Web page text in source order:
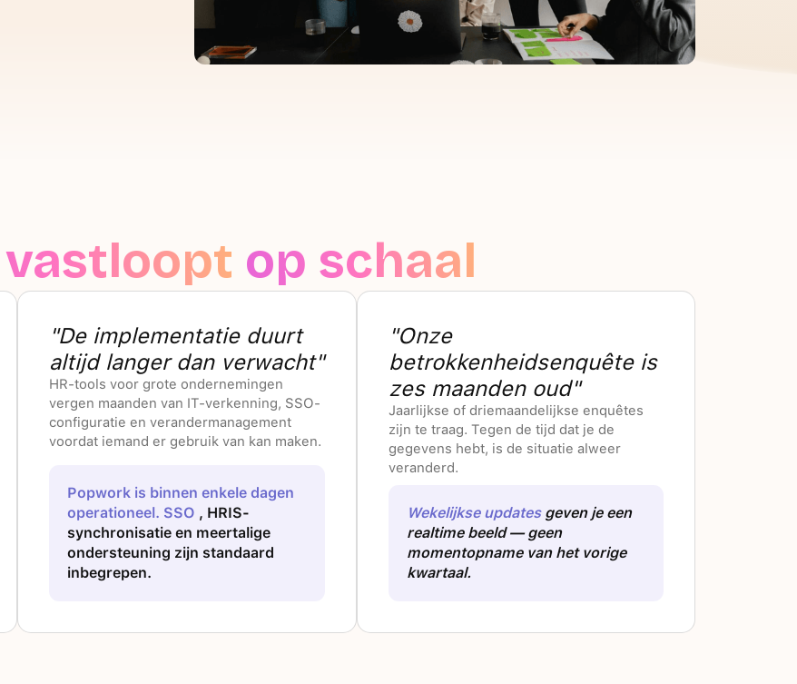
op schaal
"De implementatie duurt
altijd langer dan verwacht"
HR-tools voor grote ondernemingen
vergen maanden van IT-verkenning, SSO-
configuratie en verandermanagement
voordat iemand er gebruik van kan maken.
Popwork is binnen enkele dagen
operationeel. SSO , HRIS-
synchronisatie en meertalige
ondersteuning zijn standaard
inbegrepen.
"Onze
betrokkenheidsenquête is
zes maanden oud"
Jaarlijkse of driemaandelijkse enquêtes
zijn te traag. Tegen de tijd dat je de
gegevens hebt, is de situatie alweer
veranderd.
Wekelijkse updatesgeven je een
realtime beeld — geen
momentopname van het vorige
kwartaal.